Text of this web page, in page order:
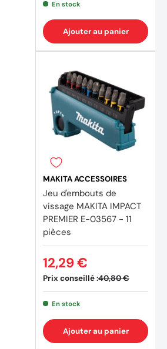
En stock
Ajouter au panier
MAKITA ACCESSOIRES
Jeu d'embouts de
vissage MAKITA IMPACT
PREMIER E-03567 - 11
pièces
Prix conseillé :40,80 €
12,29 €
En stock
Ajouter au panier